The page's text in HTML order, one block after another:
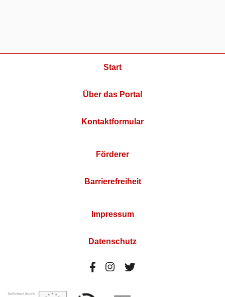
Start
Über das Portal
Kontaktformular
Förderer
Barrierefreiheit
Impressum
Datenschutz